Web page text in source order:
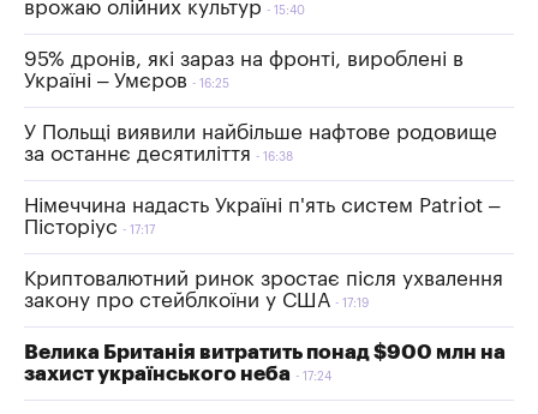
врожаю олійних культур 15:40
95% дронів, які зараз на фронті, вироблені в
Україні – Умєров
16:25
У Польщі виявили найбільше нафтове родовище
за останнє десятиліття
16:38
Німеччина надасть Україні п'ять систем Patriot –
Пісторіус
17:17
Криптовалютний ринок зростає після ухвалення
закону про стейблкоїни у США
17:19
Велика Британія витратить понад $900 млн на
захист українського неба
17:24